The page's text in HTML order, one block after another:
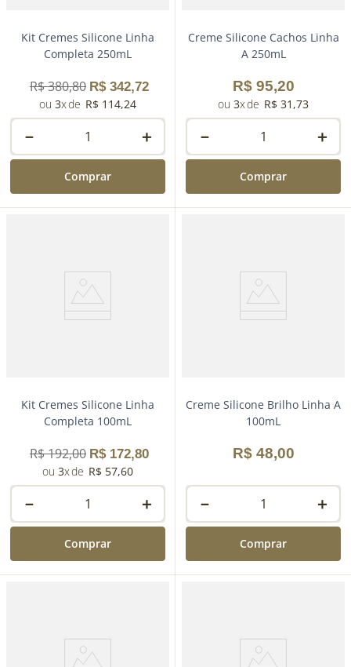
Kit Cremes Silicone Linha
Completa 250mL
R$380,80 R$ 342,72
3
R$ 114,24
＋
－
Comprar
Creme Silicone Cachos Linha
A 250mL
R$ 95,20
3 R$ 31 ,73
＋
－
Comprar
Kit Cremes Silicone Linha
Completa 100mL
R$192,00 R$ 172,80
3
R$ 57,60
＋
－
Comprar
Creme Silicone Brilho Linha A
100mL
R$ 48,00
＋
－
Comprar